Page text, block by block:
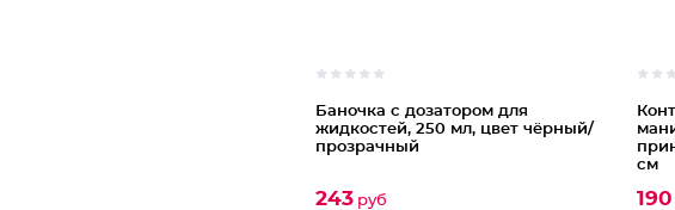
Баночка с дозатором для
жидкостей, 250 мл, цвет чёрный/
прозрачный
243руб
см
190